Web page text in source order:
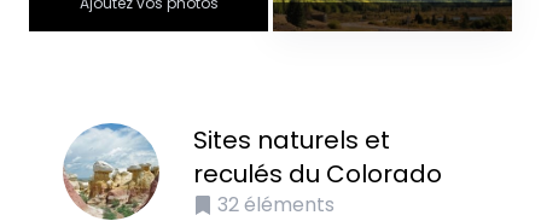
Sites naturels et
reculés du Colorado
32éléments